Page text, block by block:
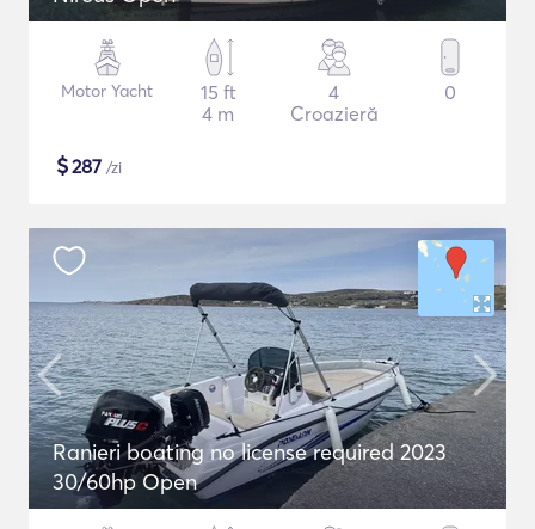
Motor Yacht
15 ft
4 m
4
Croazieră
0
$287 /zi
Ranieri boating no license required 2023
30/60hp Open